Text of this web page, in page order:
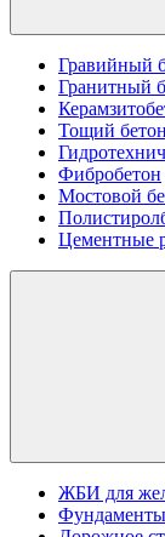
Гравийный
Гранитный
Тощий бетон
Фибробетон
Мостовой
Цементные
ЖБИ для
Фундаменты